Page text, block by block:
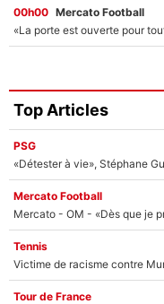
00h00 Mercato Football
Top Articles
PSG
«Détester à vie», Stéphane
Mercato Football
Tennis
Tour de France